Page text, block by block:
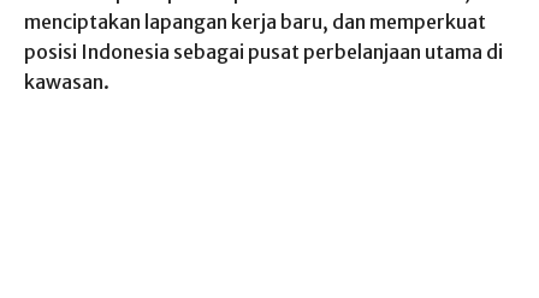
menciptakan lapangan kerja baru, dan memperkuat
posisi Indonesia sebagai pusat perbelanjaan utama di
kawasan.